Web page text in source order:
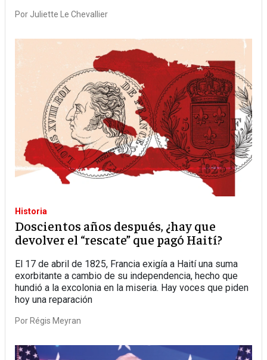
Por Juliette Le Chevallier
Historia
Doscientos años después, ¿hay que
devolver el “rescate” que pagó Haití?
El 17 de abril de 1825, Francia exigía a Haití una suma
exorbitante a cambio de su independencia, hecho que
hundió a la excolonia en la miseria. Hay voces que piden
hoy una reparación
Por Régis Meyran